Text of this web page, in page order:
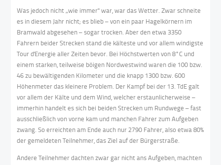
Was jedoch nicht „wie immer" war, war das Wetter. Zwar schneite
es in diesem Jahr nicht; es blieb – von ein paar Hagelkörnern im
Bramwald abgesehen – sogar trocken. Aber den etwa 3350
Fahrern beider Strecken stand die kälteste und vor allem windigste
Tour d'Energie aller Zeiten bevor. Bei Höchstwerten von 8°C und
einem starken, teilweise böigen Nordwestwind waren die 100 bzw.
46 zu bewältigenden Kilometer und die knapp 1300 bzw. 600
Höhenmeter das kleinere Problem. Der Kampf bei der 13. TdE galt
vor allem der Kälte und dem Wind, welcher erstaunlicherweise –
immerhin handelt es sich bei beiden Strecken um Rundwege – fast
ausschließlich von vorne kam und manchen Fahrer zum Aufgeben
zwang. So erreichten am Ende auch nur 2790 Fahrer, also etwa 80%
der gemeldeten Teilnehmer, das Ziel auf der Bürgerstraße.
Andere Teilnehmer dachten zwar gar nicht ans Aufgeben, machten